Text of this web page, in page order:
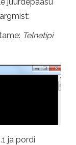
Telnetipi
ja pordi